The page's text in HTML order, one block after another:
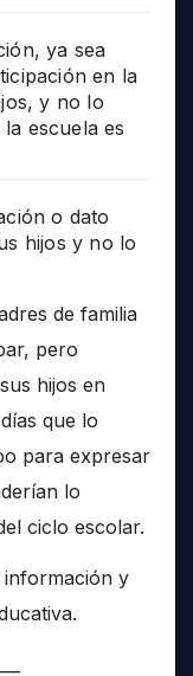
ya sea
en la
y no lo
escuela es
o dato
hijos y no lo
de familia
pero
hijos en
que lo
para expresar
lo
ciclo escolar.
información y